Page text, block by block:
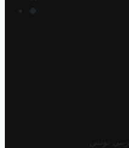
تونس